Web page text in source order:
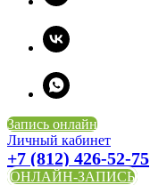
Запись онлайн
Личный кабинет
+7 (812) 426-52-75
ОНЛАЙН-ЗАПИСЬ